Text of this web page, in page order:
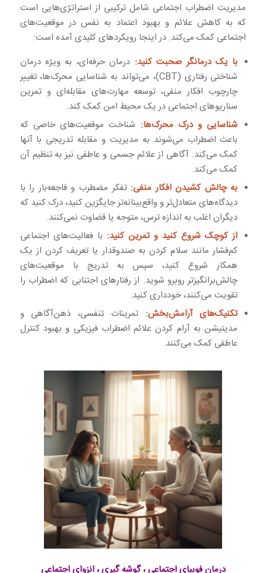
مدیریت اضطراب اجتماعی شامل ترکیبی از استراتژی‌هایی است
که به کاهش علائم و بهبود اعتماد به نفس در موقعیت‌های
اجتماعی کمک می‌کند. در اینجا رویکردهای کلیدی آمده است:
با یک درمانگر صحبت کنید: درمان حرفه‌ای، به ویژه درمان
شناختی رفتاری (CBT)، می‌تواند به شناسایی محرک‌ها، تغییر
چارچوب افکار منفی، توسعه مهارت‌های مقابله‌ای و تمرین
سناریوهای اجتماعی در یک محیط امن کمک کند.
شناسایی و درک محرک‌ها: شناخت موقعیت‌های خاصی که
باعث اضطراب می‌شوند به مدیریت و مقابله تدریجی با آنها
کمک می‌کند. آگاهی از علائم جسمی و عاطفی نیز به تنظیم آن
کمک می‌کند.
به چالش کشیدن افکار منفی: تفکر مضطرب و فاجعه‌بار را با
دیدگاه‌های متعادل‌تر و واقع‌بینانه‌تر جایگزین کنید، درک کنید که
دیگران اغلب به اندازه ترس، متوجه یا قضاوت نمی‌کنند.
از کوچک شروع کنید و تمرین کنید: با فعالیت‌های اجتماعی
کم‌فشار مانند سلام کردن به صندوقدار یا تعریف کردن از یک
همکار شروع کنید، سپس به تدریج با موقعیت‌های
چالش‌برانگیزتر روبرو شوید. از رفتارهای اجتنابی که اضطراب را
تقویت می‌کنند، خودداری کنید.
تکنیک‌های آرامش‌بخش: تمرینات تنفسی، ذهن‌آگاهی و
مدیتیشن به آرام کردن علائم اضطراب فیزیکی و بهبود کنترل
عاطفی کمک می‌کنند.
درمان فوبیای اجتماعی ، گوشه گیری ، انزوای اجتماعی